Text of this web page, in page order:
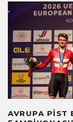
AVRUPA PIST